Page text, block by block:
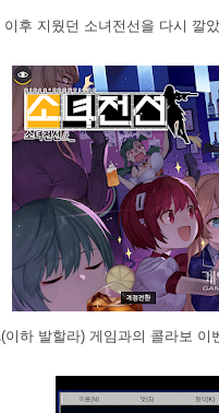
이후 지웠던 소녀전선을 다시 깔
이하 발할라) 게임과의 콜라보